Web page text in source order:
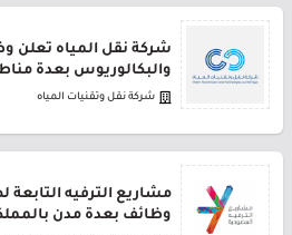
شركة نقل المياه تعلن
والبكالوريوس بعدة
شركة نقل وتقنيات المياه
مشاريع الترفيه
وظائف بعدة مدن